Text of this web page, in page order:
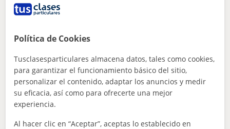
¿Hay algún error en este perfil?
Tus clases particulares Alemán
Otros profesores de Alemán en El Arenal
que pueden interesarte
Política de Cookies
Tusclasesparticulares almacena datos, tales como cookies,
para garantizar el funcionamiento básico del sitio,
personalizar el contenido, adaptar los anuncios y medir
su eficacia, así como para ofrecerte una mejor
experiencia.
Al hacer clic en “Aceptar”, aceptas lo establecido en